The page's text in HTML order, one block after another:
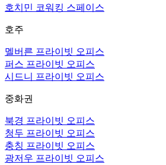
호치민 코워킹 스페이스
호주
멜버른 프라이빗 오피스
퍼스 프라이빗 오피스
시드니 프라이빗 오피스
중화권
북경 프라이빗 오피스
청두 프라이빗 오피스
충칭 프라이빗 오피스
광저우 프라이빗 오피스